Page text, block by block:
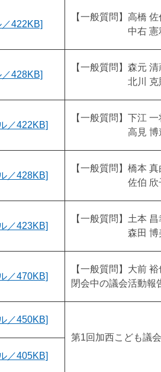
422KB]
【一般質問】高橋
中右 憲利
428KB]
【一般質問】森元
北川 克則
／422KB]
【一般質問】下江
高見 博道
／428KB]
【一般質問】橋本
佐伯 欣子
／423KB]
【一般質問】土本
森田 博美
／470KB]
【一般質問】大前
閉会中の議会活動報
／450KB]
第1回加西こども議会
／405KB]